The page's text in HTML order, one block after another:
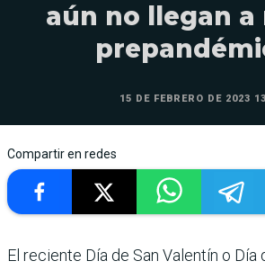
aún no llegan a
15 DE FEBRERO DE 2023
Compartir en redes
El reciente Día de San Valentín o Día